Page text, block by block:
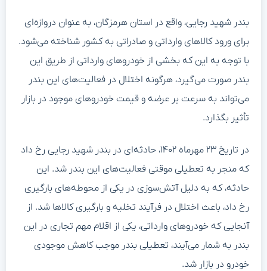
بندر شهید رجایی، واقع در استان هرمزگان، به عنوان دروازه‌ای
برای ورود کالاهای وارداتی و صادراتی به کشور شناخته می‌شود.
با توجه به این که بخشی از خودروهای وارداتی از طریق این
بندر صورت می‌گیرد، هرگونه اختلال در فعالیت‌های این بندر
می‌تواند به سرعت بر عرضه و قیمت خودروهای موجود در بازار
تأثیر بگذارد.
در تاریخ ۲۳ مهرماه ۱۴۰۲، حادثه‌ای در بندر شهید رجایی رخ داد
که منجر به تعطیلی موقتی فعالیت‌های این بندر شد. این
حادثه، که به دلیل آتش‌سوزی در یکی از محوطه‌های بارگیری
رخ داد، باعث اختلال در فرآیند تخلیه و بارگیری کالاها شد. از
آنجایی که خودروهای وارداتی، یکی از اقلام مهم تجاری در این
بندر به شمار می‌آیند، تعطیلی بندر موجب کاهش موجودی
خودرو در بازار شد.